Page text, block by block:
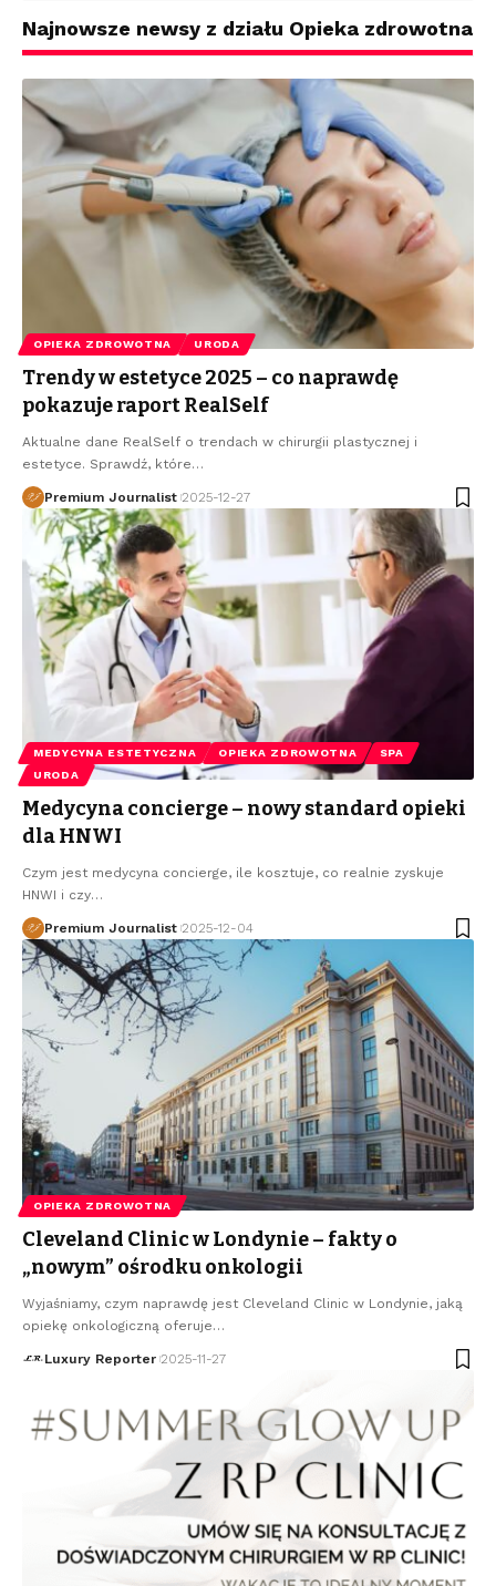
Najnowsze newsy z działu Opieka zdrowotna
OPIEKA ZDROWOTNA URODA
Trendy w estetyce 2025 – co naprawdę
pokazuje raport RealSelf
Aktualne dane RealSelf o trendach w chirurgii plastycznej i
estetyce. Sprawdź, które…
Premium Journalist 2025-12-27
MEDYCYNA ESTETYCZNA OPIEKA ZDROWOTNA
SPA
URODA
Medycyna concierge – nowy standard opieki
dla HNWI
Czym jest medycyna concierge, ile kosztuje, co realnie zyskuje
HNWI i czy…
Premium Journalist 2025-12-04
OPIEKA ZDROWOTNA
Cleveland Clinic w Londynie – fakty o
„nowym” ośrodku onkologii
Wyjaśniamy, czym naprawdę jest Cleveland Clinic w Londynie, jaką
opiekę onkologiczną oferuje…
Luxury Reporter 2025-11-27